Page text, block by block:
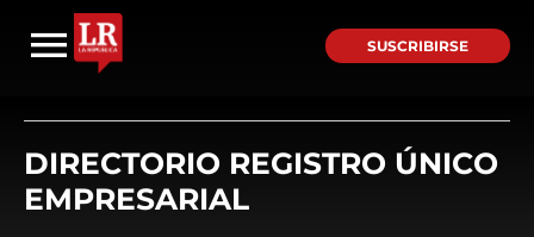
SUSCRIBIRSE
DIRECTORIO REGISTRO ÚNICO
EMPRESARIAL